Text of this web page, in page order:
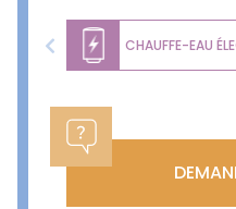
CHAUFFE-EAU
Previous